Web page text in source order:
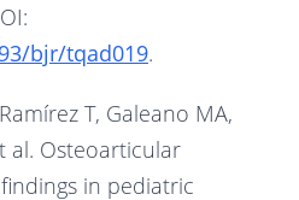
bjr/tqad019.
T, Galeano MA,
al. Osteoarticular
in pediatric